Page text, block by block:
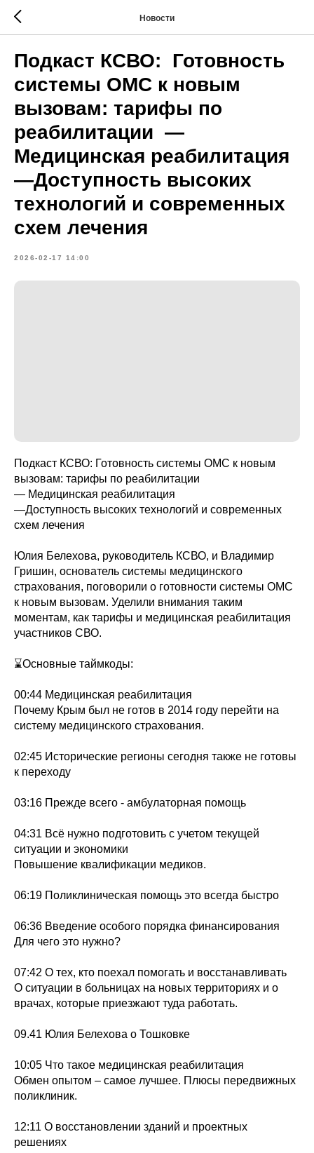
Новости
Подкаст КСВО: Готовность
системы ОМС к новым
вызовам: тарифы по
реабилитации —
Медицинская реабилитация
—Доступность высоких
технологий и современных
схем лечения
2026-02-17 14:00
Подкаст КСВО: Готовность системы ОМС к новым
вызовам: тарифы по реабилитации
— Медицинская реабилитация
—Доступность высоких технологий и современных
схем лечения
Юлия Белехова, руководитель КСВО, и Владимир
Гришин, основатель системы медицинского
страхования, поговорили о готовности системы ОМС
к новым вызовам. Уделили внимания таким
моментам, как тарифы и медицинская реабилитация
участников СВО.
⌛Основные таймкоды:
00:44 Медицинская реабилитация
Почему Крым был не готов в 2014 году перейти на
систему медицинского страхования.
02:45 Исторические регионы сегодня также не готовы
к переходу
03:16 Прежде всего - амбулаторная помощь
04:31 Всё нужно подготовить с учетом текущей
ситуации и экономики
Повышение квалификации медиков.
06:19 Поликлиническая помощь это всегда быстро
06:36 Введение особого порядка финансирования
Для чего это нужно?
07:42 О тех, кто поехал помогать и восстанавливать
О ситуации в больницах на новых территориях и о
врачах, которые приезжают туда работать.
09.41 Юлия Белехова о Тошковке
10:05 Что такое медицинская реабилитация
Обмен опытом – самое лучшее. Плюсы передвижных
поликлиник.
12:11 О восстановлении зданий и проектных
решениях